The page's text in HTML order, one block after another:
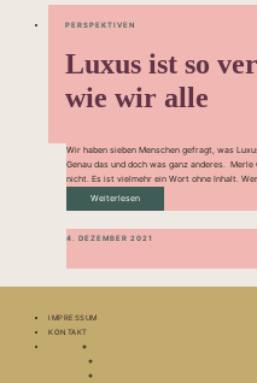
PERSPEKTIVEN
Luxus ist so
wie wir alle
Wir haben sieben Menschen gefragt, was
Genau das und doch was ganz anderes.
nicht. Es ist vielmehr ein Wort ohne Inhalt.
Weiterlesen
4. DEZEMBER 2021
IMPRESSUM
KONTAKT